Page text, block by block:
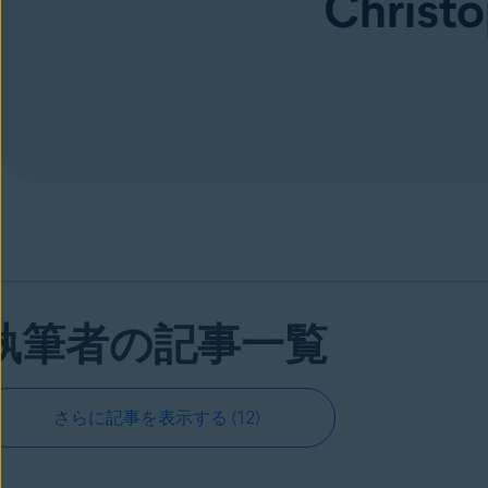
筆者の記事一覧
さらに記事を表示する (12)